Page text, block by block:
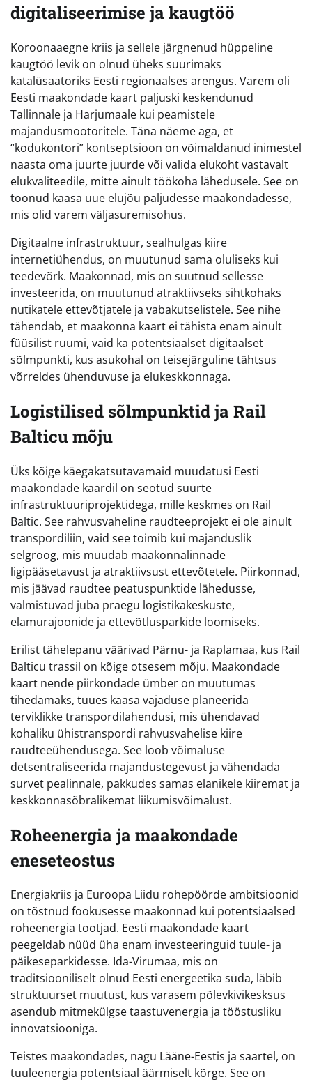
digitaliseerimise ja kaugtöö
Koroonaaegne kriis ja sellele järgnenud hüppeline
kaugtöö levik on olnud üheks suurimaks
katalüsaatoriks Eesti regionaalses arengus. Varem oli
Eesti maakondade kaart paljuski keskendunud
Tallinnale ja Harjumaale kui peamistele
majandusmootoritele. Täna näeme aga, et
“kodukontori” kontseptsioon on võimaldanud inimestel
naasta oma juurte juurde või valida elukoht vastavalt
elukvaliteedile, mitte ainult töökoha lähedusele. See on
toonud kaasa uue elujõu paljudesse maakondadesse,
mis olid varem väljasuremisohus.
Digitaalne infrastruktuur, sealhulgas kiire
internetiühendus, on muutunud sama oluliseks kui
teedevõrk. Maakonnad, mis on suutnud sellesse
investeerida, on muutunud atraktiivseks sihtkohaks
nutikatele ettevõtjatele ja vabakutselistele. See nihe
tähendab, et maakonna kaart ei tähista enam ainult
füüsilist ruumi, vaid ka potentsiaalset digitaalset
sõlmpunkti, kus asukohal on teisejärguline tähtsus
võrreldes ühenduvuse ja elukeskkonnaga.
Logistilised sõlmpunktid ja Rail
Balticu mõju
Üks kõige käegakatsutavamaid muudatusi Eesti
maakondade kaardil on seotud suurte
infrastruktuuriprojektidega, mille keskmes on Rail
Baltic. See rahvusvaheline raudteeprojekt ei ole ainult
transpordiliin, vaid see toimib kui majanduslik
selgroog, mis muudab maakonnalinnade
ligipääsetavust ja atraktiivsust ettevõtetele. Piirkonnad,
mis jäävad raudtee peatuspunktide lähedusse,
valmistuvad juba praegu logistikakeskuste,
elamurajoonide ja ettevõtlusparkide loomiseks.
Erilist tähelepanu väärivad Pärnu- ja Raplamaa, kus Rail
Balticu trassil on kõige otsesem mõju. Maakondade
kaart nende piirkondade ümber on muutumas
tihedamaks, tuues kaasa vajaduse planeerida
terviklikke transpordilahendusi, mis ühendavad
kohaliku ühistranspordi rahvusvahelise kiire
raudteeühendusega. See loob võimaluse
detsentraliseerida majandustegevust ja vähendada
survet pealinnale, pakkudes samas elanikele kiiremat ja
keskkonnasõbralikemat liikumisvõimalust.
Roheenergia ja maakondade
eneseteostus
Energiakriis ja Euroopa Liidu rohepöörde ambitsioonid
on tõstnud fookusesse maakonnad kui potentsiaalsed
roheenergia tootjad. Eesti maakondade kaart
peegeldab nüüd üha enam investeeringuid tuule- ja
päikeseparkidesse. Ida-Virumaa, mis on
traditsiooniliselt olnud Eesti energeetika süda, läbib
struktuurset muutust, kus varasem põlevkivikesksus
asendub mitmekülgse taastuvenergia ja tööstusliku
innovatsiooniga.
Teistes maakondades, nagu Lääne-Eestis ja saartel, on
tuuleenergia potentsiaal äärmiselt kõrge. See on